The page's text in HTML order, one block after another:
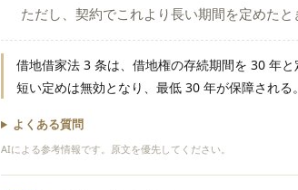
ただし、契約でこれより長い期間を定めたと
借地借家法 3 条は、借地権の存続期間を 30 年
短い定めは無効となり、最低 30 年が保障される。
よくある質問
AIによる参考情報です。原文を優先してください。